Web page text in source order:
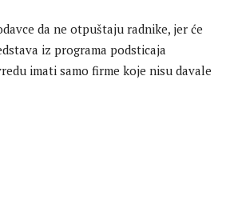
da ne otpuštaju radnike, jer će
iz programa podsticaja
imati samo firme koje nisu davale